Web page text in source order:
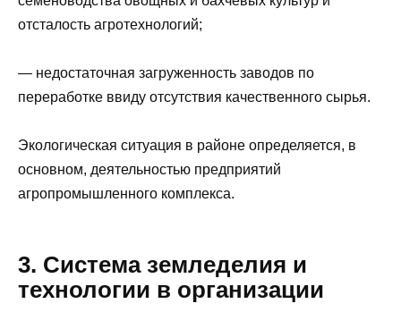
отсталость агротехнологий;
— недостаточная загруженность заводов по
переработке ввиду отсутствия качественного сырья.
Экологическая ситуация в районе определяется, в
основном, деятельностью предприятий
агропромышленного комплекса.
3. Система земледелия и
технологии в организации